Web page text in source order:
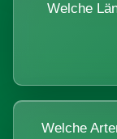
Welche
Welche